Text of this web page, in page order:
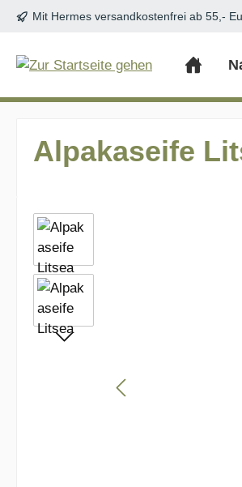
Hauptinhalt springen
Zur Suche springen
Zur Hauptnavigation springen
Mit Hermes versandkostenfrei ab 55,-
Alpakaseife
Bildergalerie überspringen